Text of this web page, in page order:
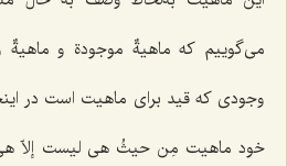
می‌گوییم که ماهیةٌ موجودة و ماهیةٌ
وجودی که قید برای ماهیت است در
خود ماهیت مِن حیثُ هی لیست إلاّ